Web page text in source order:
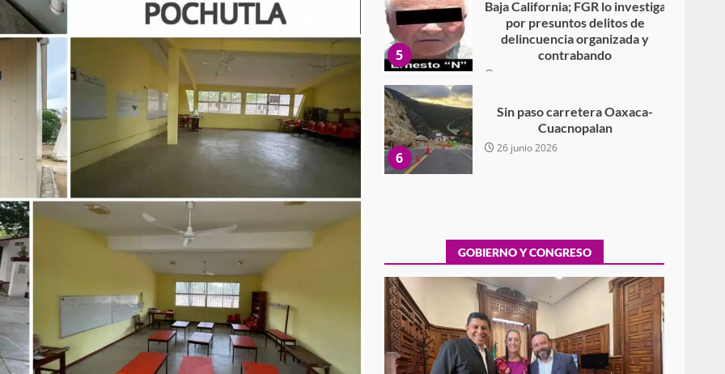
16 julio 2026
6
Sin paso carretera Oaxaca-
Cuacnopalan
Ejecuta orden de aprehensión
por el delito de pederastia
1
Ciudad Salud: justicia social
para Oaxaca
5 agosto 2026
Encuentro de Ariadna Montiel
con el Gobernador Salomón
Jara Cruz reafirma la
GOBIERNO Y CONGRESO